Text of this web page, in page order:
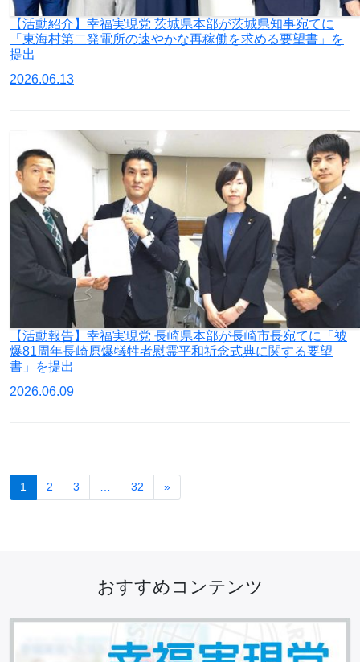
【活動紹介】幸福実現党 茨城県本部が茨城県知事宛てに
「東海村第二発電所の速やかな再稼働を求める要望書」を
提出
2026.06.13
【活動報告】幸福実現党 長崎県本部が長崎市長宛てに「被
爆81周年長崎原爆犠牲者慰霊平和祈念式典に関する要望
書」を提出
2026.06.09
1 2 3 32 »
おすすめコンテンツ